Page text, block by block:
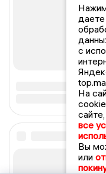
даете
с
На
все
Вы
или